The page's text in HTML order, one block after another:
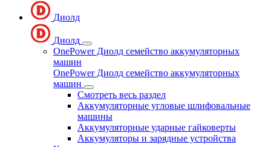
Диолд
Диолд
OnePower Диолд семейство аккумуляторных
машин
OnePower Диолд семейство аккумуляторных
машин
Смотреть весь раздел
Аккумуляторные угловые шлифовальные
машины
Аккумуляторные ударные гайковерты
Аккумуляторы и зарядные устройства